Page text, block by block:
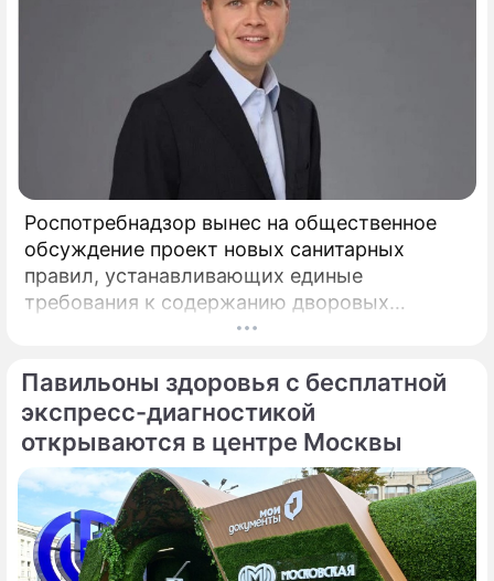
Роспотребнадзор вынес на общественное
обсуждение проект новых санитарных
правил, устанавливающих единые
требования к содержанию дворовых
либо отсутствовали, либо трактовались по-
разному, пояснил депутат Госдумы,
председатель Союза дачников
Подмосковья» Никита Чаплин.
Павильоны здоровья с бесплатной
экспресс-диагностикой
открываются в центре Москвы